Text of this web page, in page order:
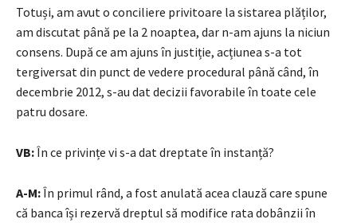
Totuși, am avut o conciliere privitoare la sistarea plăților,
am discutat până pe la 2 noaptea, dar n-am ajuns la niciun
consens. După ce am ajuns în justiție, acțiunea s-a tot
tergiversat din punct de vedere procedural până când, în
decembrie 2012, s-au dat decizii favorabile în toate cele
patru dosare.
VB:În ce privințe vi s-a dat dreptate în instanță?
A-M:În primul rând, a fost anulată acea clauză care spune
că banca își rezervă dreptul să modifice rata dobânzii în